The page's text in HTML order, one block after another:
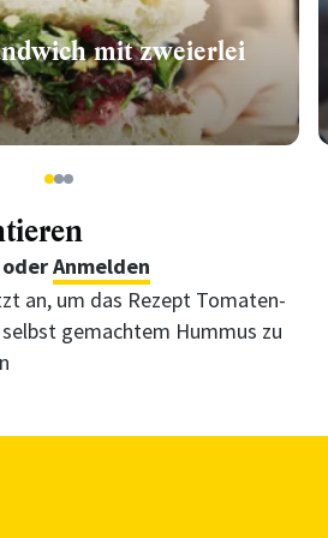
mit zweierlei
123
oderAnmelden
an, um das Rezept Tomaten-
gemachtem Hummus zu